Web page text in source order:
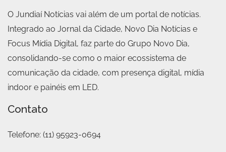
O Jundiaí Notícias vai além de um portal de notícias.
Integrado ao Jornal da Cidade, Novo Dia Notícias e
Focus Mídia Digital, faz parte do Grupo Novo Dia,
consolidando-se como o maior ecossistema de
comunicação da cidade, com presença digital, mídia
indoor e painéis em LED.
Contato
Telefone: (11) 95923-0694